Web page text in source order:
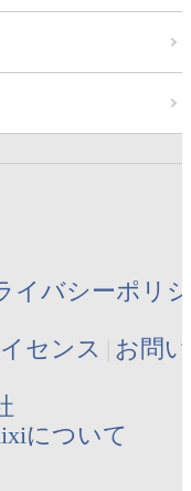
イバシーポリ
センス お問
について